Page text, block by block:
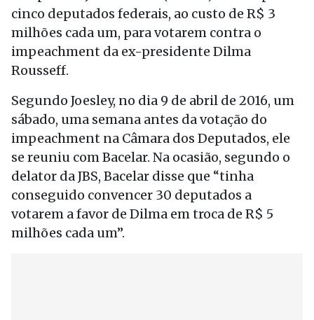
cinco deputados federais, ao custo de R$ 3
milhões cada um, para votarem contra o
impeachment da ex-presidente Dilma
Rousseff.
Segundo Joesley, no dia 9 de abril de 2016, um
sábado, uma semana antes da votação do
impeachment na Câmara dos Deputados, ele
se reuniu com Bacelar. Na ocasião, segundo o
delator da JBS, Bacelar disse que “tinha
conseguido convencer 30 deputados a
votarem a favor de Dilma em troca de R$ 5
milhões cada um”.